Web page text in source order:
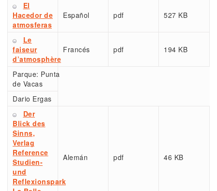
El
Hacedor de
atmosferas
Español pdf 527 KB
Le
faiseur
d’atmosphère
Francés pdf 194 KB
Parque: Punta
de Vacas
Dario Ergas
Der
Blick des
Sinns,
Verlag
Reference
Studien-
und
Reflexionspark
Alemán pdf 46 KB